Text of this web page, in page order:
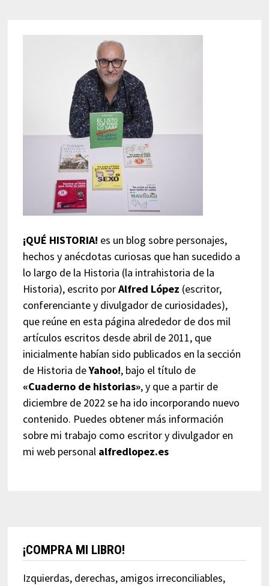
¡QUÉ HISTORIA! es un blog sobre personajes,
hechos y anécdotas curiosas que han sucedido a
lo largo de la Historia (la intrahistoria de la
Historia), escrito porAlfred López (escritor,
conferenciante y divulgador de curiosidades),
que reúne en esta página alrededor de dos mil
artículos escritos desde abril de 2011, que
inicialmente habían sido publicados en la sección
de Historia deYahoo!, bajo el título de
«Cuaderno de historias», y que a partir de
diciembre de 2022 se ha ido incorporando nuevo
contenido. Puedes obtener más información
sobre mi trabajo como escritor y divulgador en
mi web personal alfredlopez.es
¡COMPRA MI LIBRO!
Izquierdas, derechas, amigos irreconciliables,